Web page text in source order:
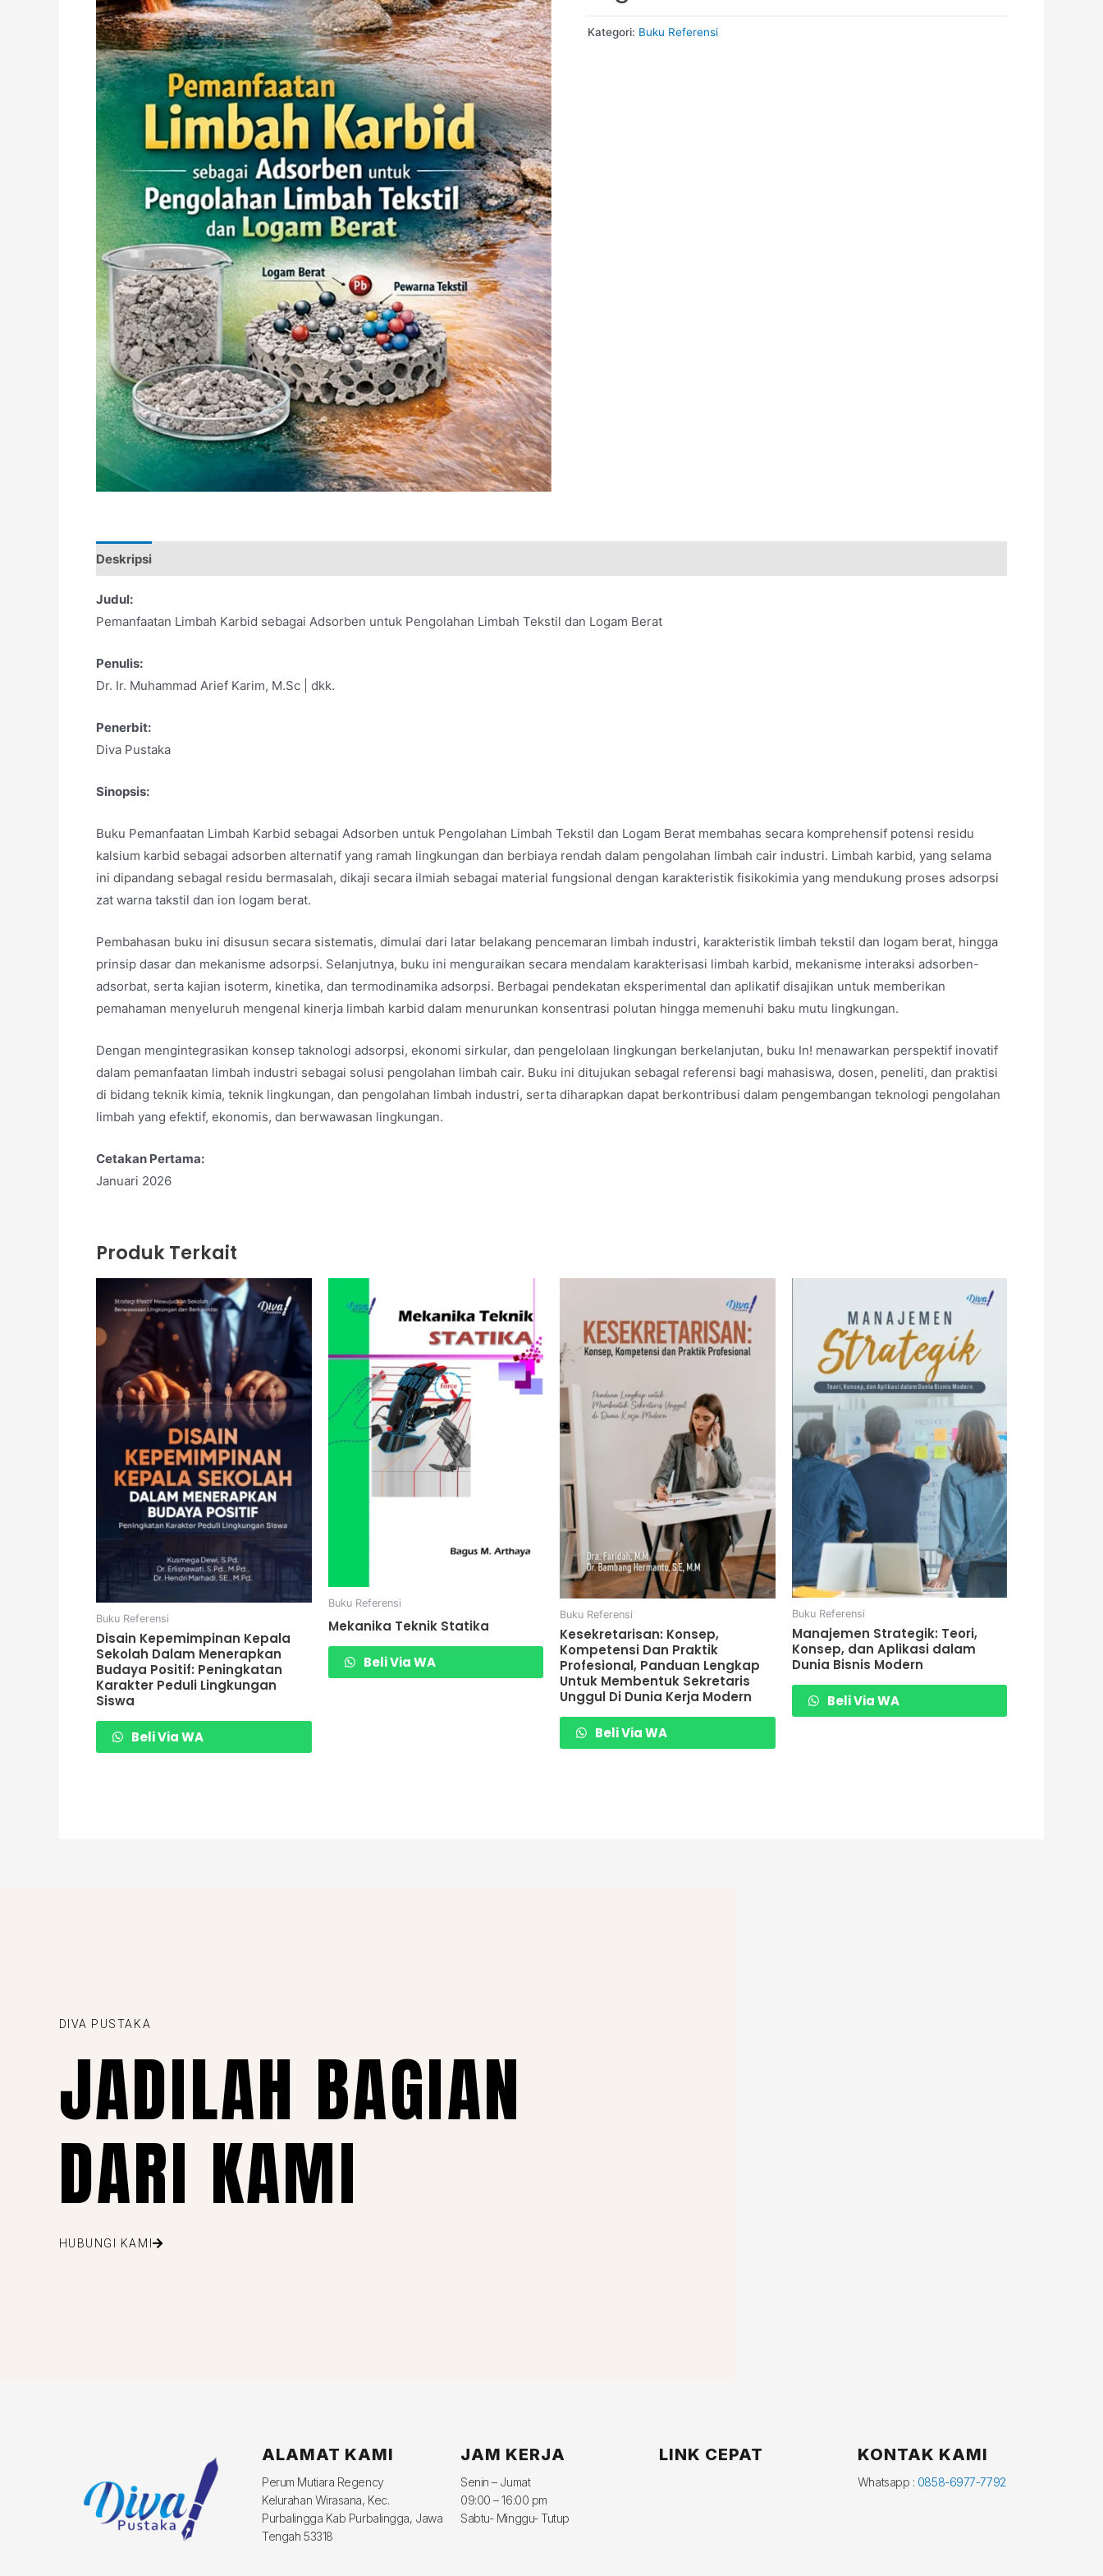
Kategori: Buku Referensi
Deskripsi
Judul:
Pemanfaatan Limbah Karbid sebagai Adsorben untuk Pengolahan Limbah Tekstil dan Logam Berat
Penulis:
Dr. Ir. Muhammad Arief Karim, M.Sc | dkk.
Penerbit:
Diva Pustaka
Sinopsis:
Buku Pemanfaatan Limbah Karbid sebagai Adsorben untuk Pengolahan Limbah Tekstil dan Logam Berat membahas secara komprehensif potensi residu
kalsium karbid sebagai adsorben alternatif yang ramah lingkungan dan berbiaya rendah dalam pengolahan limbah cair industri. Limbah karbid, yang selama
ini dipandang sebagal residu bermasalah, dikaji secara ilmiah sebagai material fungsional dengan karakteristik fisikokimia yang mendukung proses adsorpsi
zat warna takstil dan ion logam berat.
Pembahasan buku ini disusun secara sistematis, dimulai dari latar belakang pencemaran limbah industri, karakteristik limbah tekstil dan logam berat, hingga
prinsip dasar dan mekanisme adsorpsi. Selanjutnya, buku ini menguraikan secara mendalam karakterisasi limbah karbid, mekanisme interaksi adsorben-
adsorbat, serta kajian isoterm, kinetika, dan termodinamika adsorpsi. Berbagai pendekatan eksperimental dan aplikatif disajikan untuk memberikan
pemahaman menyeluruh mengenal kinerja limbah karbid dalam menurunkan konsentrasi polutan hingga memenuhi baku mutu lingkungan.
Dengan mengintegrasikan konsep taknologi adsorpsi, ekonomi sirkular, dan pengelolaan lingkungan berkelanjutan, buku In! menawarkan perspektif inovatif
dalam pemanfaatan limbah industri sebagai solusi pengolahan limbah cair. Buku ini ditujukan sebagal referensi bagi mahasiswa, dosen, peneliti, dan praktisi
di bidang teknik kimia, teknik lingkungan, dan pengolahan limbah industri, serta diharapkan dapat berkontribusi dalam pengembangan teknologi pengolahan
limbah yang efektif, ekonomis, dan berwawasan lingkungan.
Cetakan Pertama:
Januari 2026
Produk Terkait
Buku Referensi
Disain Kepemimpinan Kepala
Sekolah Dalam Menerapkan
Budaya Positif: Peningkatan
Karakter Peduli Lingkungan
Siswa
Beli Via WA
Buku Referensi
Mekanika Teknik Statika
Beli Via WA
Buku Referensi
Kesekretarisan: Konsep,
Kompetensi Dan Praktik
Profesional, Panduan Lengkap
Untuk Membentuk Sekretaris
Unggul Di Dunia Kerja Modern
Beli Via WA
Buku Referensi
Manajemen Strategik: Teori,
Konsep, dan Aplikasi dalam
Dunia Bisnis Modern
Beli Via WA
DIVA PUSTAKA
JADILAH BAGIAN
DARI KAMI
HUBUNGI KAMI
ALAMAT KAMI
Perum Mutiara Regency
Kelurahan Wirasana, Kec.
Purbalingga Kab Purbalingga, Jawa
Tengah 53318
JAM KERJA
Senin – Jumat
09:00 – 16:00 pm
Sabtu- Minggu- Tutup
LINK CEPAT KONTAK KAMI
Whatsapp : 0858-6977-7792